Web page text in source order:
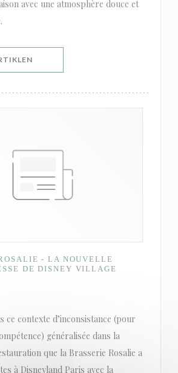
avec une atmosphère douce et
- LA NOUVELLE
DE DISNEY VILLAGE
ce contexte d’inconsistance (pour
généralisée dans la
que la Brasserie Rosalie a
à Disneyland Paris avec la